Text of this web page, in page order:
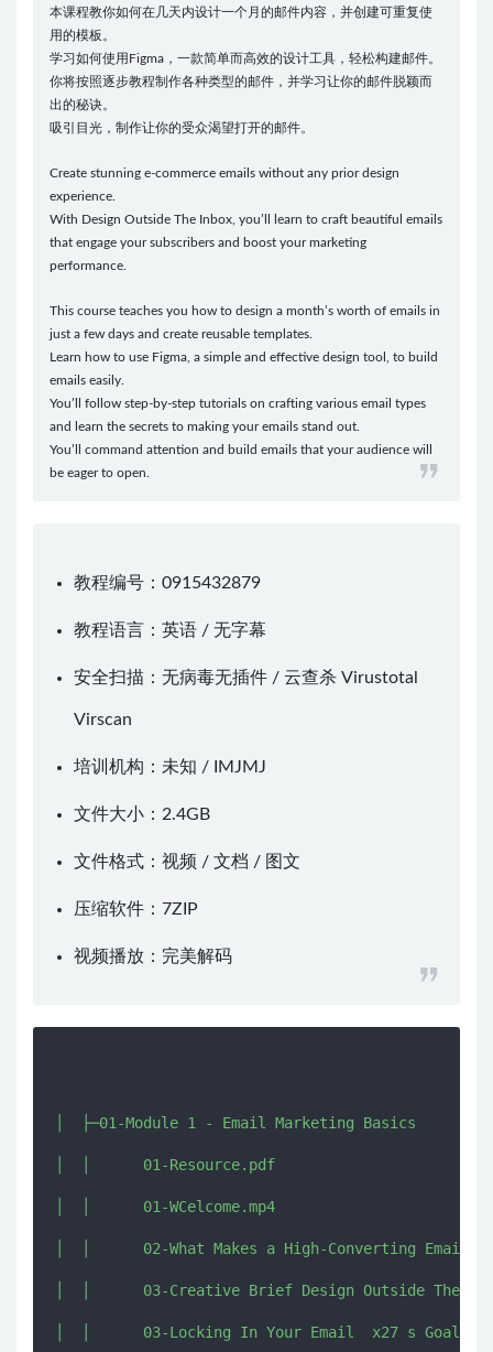
本课程教你如何在几天内设计一个月的邮件内容，并创建可重复使
用的模板。
学习如何使用Figma，一款简单而高效的设计工具，轻松构建邮件。
你将按照逐步教程制作各种类型的邮件，并学习让你的邮件脱颖而
出的秘诀。
吸引目光，制作让你的受众渴望打开的邮件。
Create stunning e-commerce emails without any prior design
experience.
With Design Outside The Inbox, you’ll learn to craft beautiful emails
that engage your subscribers and boost your marketing
performance.
This course teaches you how to design a month’s worth of emails in
just a few days and create reusable templates.
Learn how to use Figma, a simple and effective design tool, to build
emails easily.
You’ll follow step-by-step tutorials on crafting various email types
and learn the secrets to making your emails stand out.
You’ll command attention and build emails that your audience will
be eager to open.
教程编号：0915432879
教程语言：英语 / 无字幕
安全扫描：无病毒无插件 / 云查杀 Virustotal
Virscan
培训机构：未知 / IMJMJ
文件大小：2.4GB
文件格式：视频 / 文档 / 图文
压缩软件： 7ZIP
视频播放： 完美解码
│  ├─01-Module 1 - Email Marketing Basics
│  │      01-Resource.pdf
│  │      01-WCelcome.mp4
│  │      02-What Makes a High-Converting Email
│  │      03-Creative Brief Design Outside The
│  │      03-Locking In Your Email  x27 s